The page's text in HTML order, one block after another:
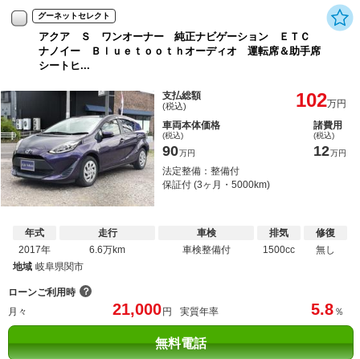
グーネットセレクト
アクア Ｓ ワンオーナー 純正ナビゲーション ＥＴＣ
ナノイー Ｂｌｕｅｔｏｏｔｈオーディオ 運転席＆助手席
シートヒ...
支払総額
(税込) 102万円
車両本体価格
(税込)
90万円
諸費用
(税込)
12万円
法定整備：整備付
保証付 (3ヶ月・5000km)
年式
2017年
走行
6.6万km
車検
車検整備付
排気
1500cc
修復
無し
地域 岐阜県関市
ローンご利用時 ？
月々
21,000 円 実質年率 5.8 ％
無料電話